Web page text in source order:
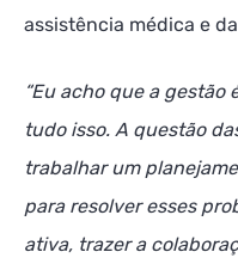
assistência médica e
“Eu acho que a gestão
tudo isso. A questão
trabalhar um
para resolver esses
ativa, trazer a